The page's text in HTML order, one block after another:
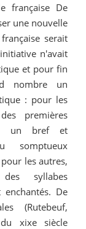
française De
une nouvelle
serait
n'avait
et pour fin
nombre un
: pour les
premières
un bref et
somptueux
les autres,
syllabes
De
(Rutebeuf,
xixe siècle